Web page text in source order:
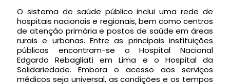
O sistema de saúde público inclui uma rede de
hospitais nacionais e regionais, bem como centros
de atenção primária e postos de saúde em áreas
rurais e urbanas. Entre as principais instituições
públicas encontram-se o Hospital Nacional
Edgardo Rebagliati em Lima e o Hospital da
Solidariedade. Embora o acesso aos serviços
médicos seja universal, as condições e os tempos